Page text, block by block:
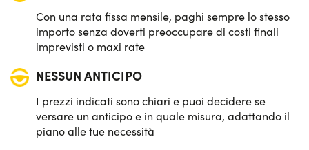
Con una rata fissa mensile, paghi sempre lo stesso
importo senza doverti preoccupare di costi finali
imprevisti o maxi rate
NESSUN ANTICIPO
I prezzi indicati sono chiari e puoi decidere se
versare un anticipo e in quale misura, adattando il
piano alle tue necessità